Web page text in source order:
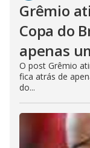
Grêmio
Copa do
apenas
O post Grêmio
fica atrás de
do...